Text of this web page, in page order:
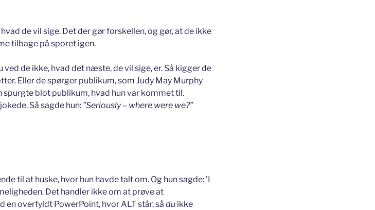
de vil sige. Det der gør forskellen, og gør, at de ikke
tilbage på sporet igen.
de ikke, hvad det næste, de vil sige, er. Så kigger de
Eller de spørger publikum, som Judy May Murphy
spurgte blot publikum, hvad hun var kommet til.
Så sagde hun: ”Seriously – where were we?”
til at huske, hvor hun havde talt om. Og hun sagde: ’I
Det handler ikke om at prøve at
overfyldt PowerPoint, hvor ALT står, så du ikke